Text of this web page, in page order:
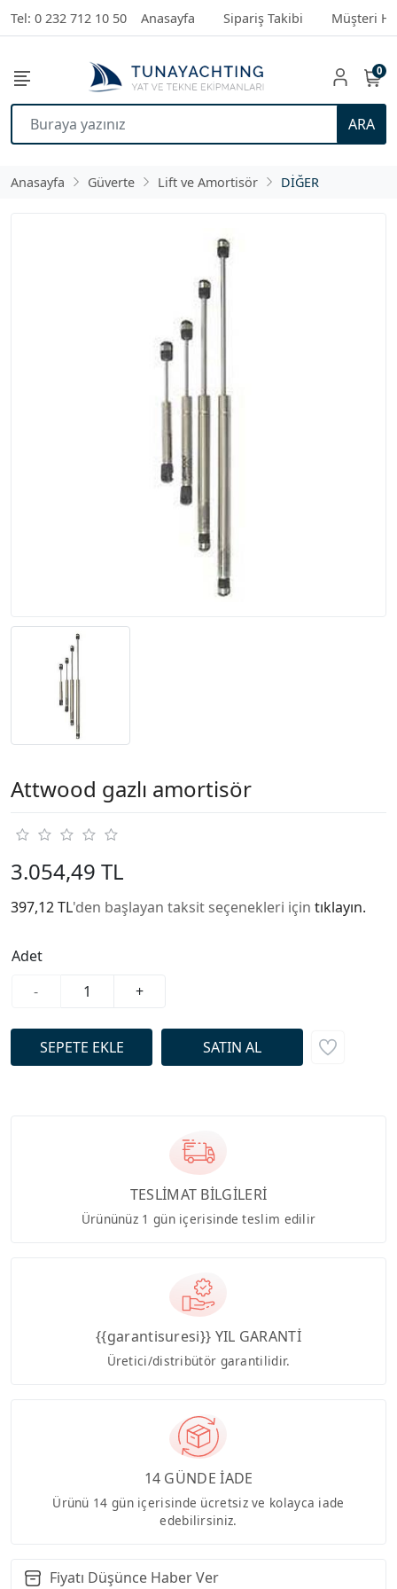
Tel: 0 232 712 10 50 Anasayfa Sipariş Takibi Müşteri
ARA
0
Anasayfa Güverte Lift ve Amortisör DİĞER
Attwood gazlı amortisör
3.054,49 TL
397,12 TL'den başlayan taksit seçenekleri için tıklayın.
Adet
-
+
TESLİMAT BİLGİLERİ
Ürününüz 1 gün içerisinde teslim edilir
{{garantisuresi}} YIL GARANTİ
Üretici/distribütör garantilidir.
14 GÜNDE İADE
Ürünü 14 gün içerisinde ücretsiz ve kolayca iade
edebilirsiniz.
Fiyatı Düşünce Haber Ver